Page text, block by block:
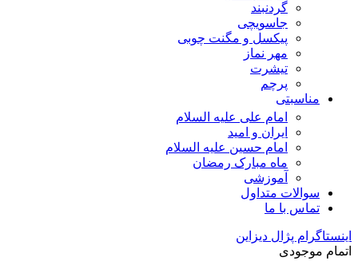
گردنبند
جاسویچی
پیکسل و مگنت چوبی
مهر نماز
تیشرت
پرچم
مناسبتی
امام علی علیه السلام
ایران و امید
امام حسین علیه السلام
ماه مبارک رمضان
آموزشی
سوالات متداول
تماس با ما
اینستاگرام پژال دیزاین
اتمام موجودی